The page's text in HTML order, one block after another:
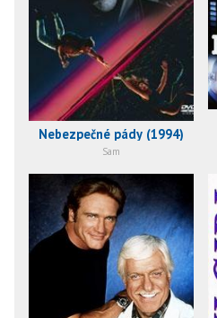
Nebezpečné pády (1994)
Sam